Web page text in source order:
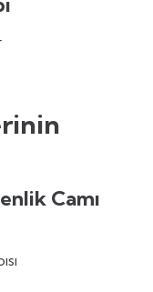
Camı